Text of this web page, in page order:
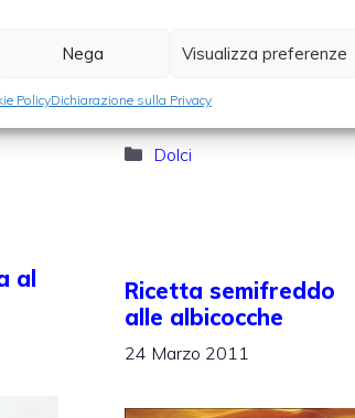
Nega Visualizza preferenze
PolicyDichiarazione sulla Privacy
un
bavarese vaniglia e
Categorie
Dolci
al
Ricetta semifreddo
alle albicocche
24 Marzo 2011